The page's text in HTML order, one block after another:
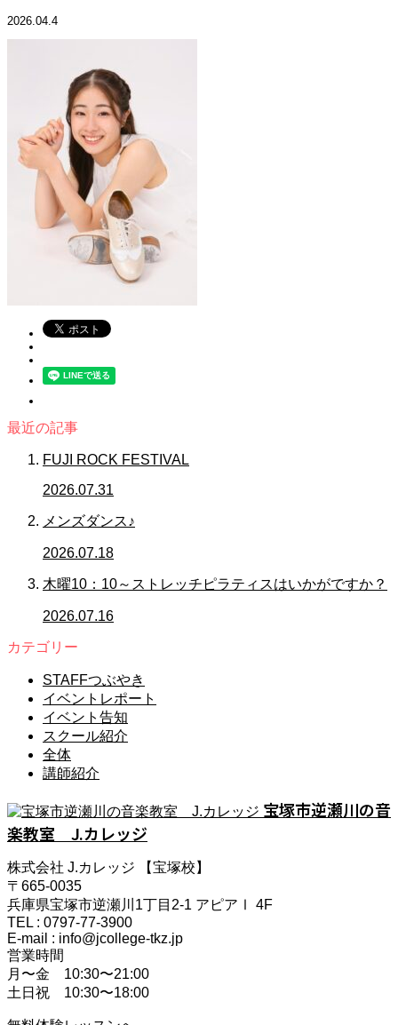
2026.04.4
最近の記事
FUJI ROCK FESTIVAL
2026.07.31
メンズダンス♪
2026.07.18
木曜10：10～ストレッチピラティスはいかがですか？
2026.07.16
カテゴリー
STAFFつぶやき
イベントレポート
イベント告知
スクール紹介
全体
講師紹介
宝塚市逆瀬川の音
楽教室 J.カレッジ
株式会社 J.カレッジ 【宝塚校】
〒665-0035
兵庫県宝塚市逆瀬川1丁目2-1 アピアⅠ 4F
TEL : 0797-77-3900
E-mail : info@jcollege-tkz.jp
営業時間
月〜金 10:30〜21:00
土日祝 10:30〜18:00